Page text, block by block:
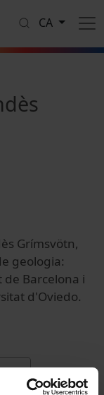
CA
Grímsvötn,
geologia:
de Barcelona i
d'Oviedo.